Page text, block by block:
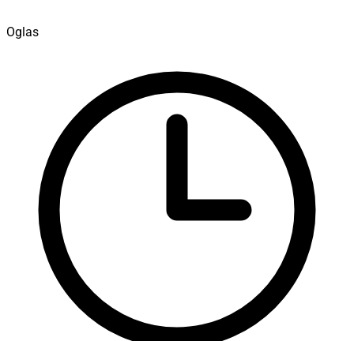
Oglas